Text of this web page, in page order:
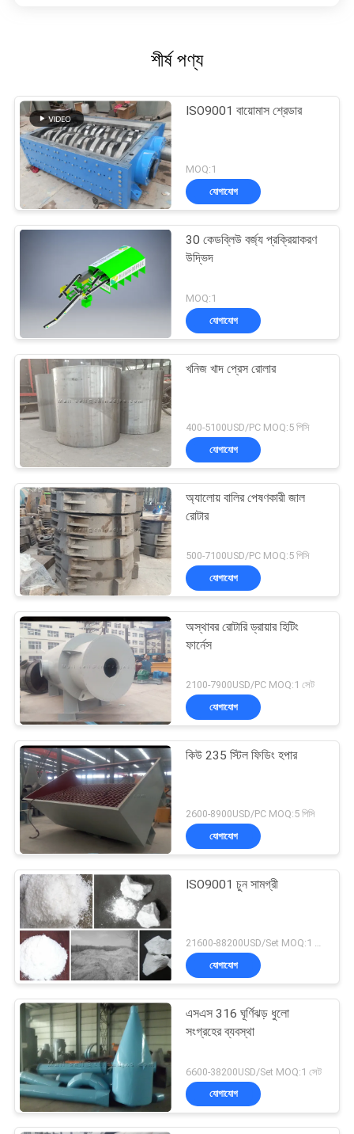
শীর্ষ পণ্য
ISO9001 বায়োমাস শ্রেডার
MOQ:1
যোগাযোগ
30 কেডব্লিউ বর্জ্য প্রক্রিয়াকরণ
উদ্ভিদ
MOQ:1
যোগাযোগ
খনিজ খাদ প্রেস রোলার
400-5100USD/PC MOQ:5 পিসি
যোগাযোগ
অ্যালোয় বালির পেষণকারী জাল
রোটার
500-7100USD/PC MOQ:5 পিসি
যোগাযোগ
অস্থাবর রোটারি ড্রায়ার হিটিং
ফার্নেস
2100-7900USD/PC MOQ:1 সেট
যোগাযোগ
কিউ 235 স্টিল ফিডিং হপার
2600-8900USD/PC MOQ:5 পিসি
যোগাযোগ
ISO9001 চুন সামগ্রী
যোগাযোগ
এসএস 316 ঘূর্ণিঝড় ধুলো
সংগ্রহের ব্যবস্থা
6600-38200USD/Set MOQ:1 সেট
যোগাযোগ